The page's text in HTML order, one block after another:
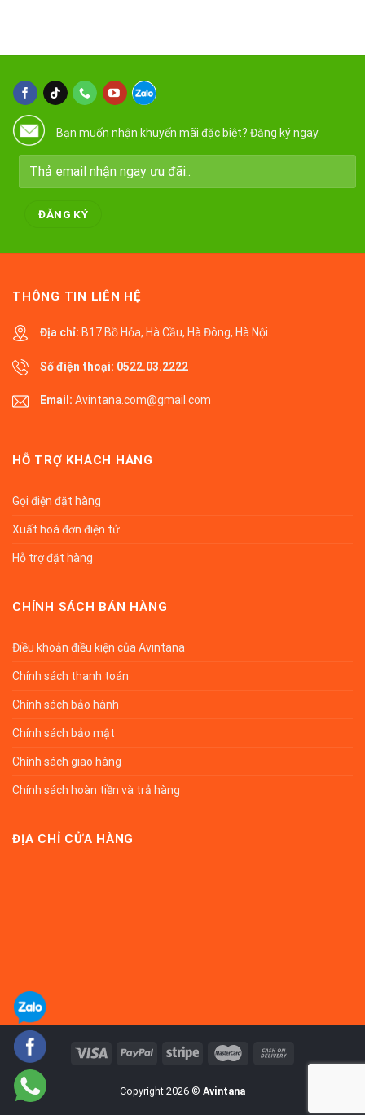
Bạn muốn nhận khuyến mãi đặc biệt? Đăng ký ngay.
THÔNG TIN LIÊN HỆ
Địa chỉ: B17 Bồ Hỏa, Hà Cầu, Hà Đông, Hà Nội.
Số điện thoại: 0522.03.2222
Email: Avintana.com@gmail.com
HỖ TRỢ KHÁCH HÀNG
Gọi điện đặt hàng
Xuất hoá đơn điện tử
Hỗ trợ đặt hàng
CHÍNH SÁCH BÁN HÀNG
Điều khoản điều kiện của Avintana
Chính sách thanh toán
Chính sách bảo hành
Chính sách bảo mật
Chính sách giao hàng
Chính sách hoàn tiền và trả hàng
ĐỊA CHỈ CỬA HÀNG
Copyright 2026 © Avintana